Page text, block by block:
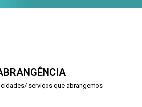
cidades/ serviços que abrangemos